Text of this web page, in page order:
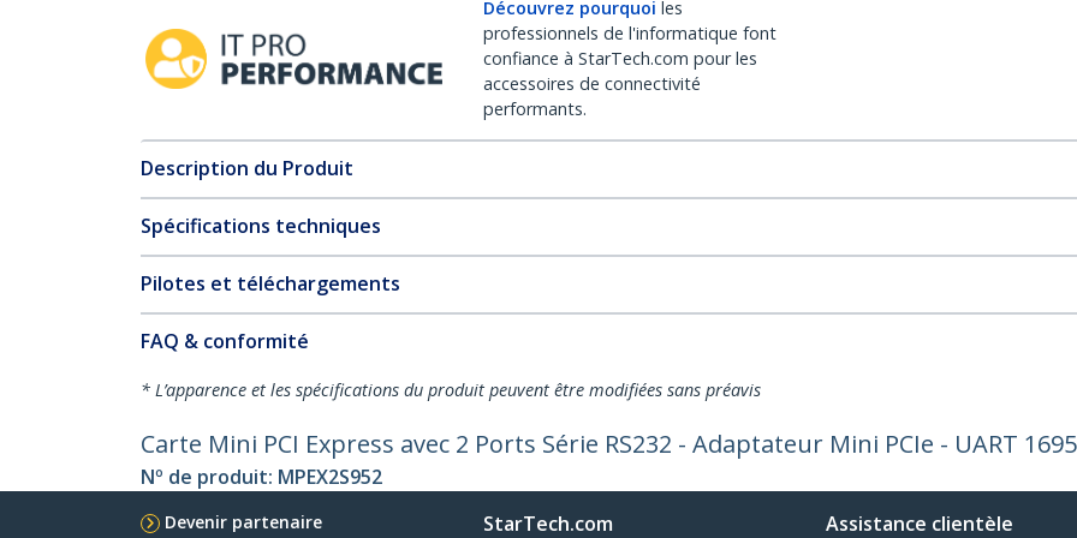
Découvrez pourquoi les
professionnels de l'informatique font
confiance à StarTech.com pour les
accessoires de connectivité
performants.
Description du Produit
Spécifications techniques
Pilotes et téléchargements
FAQ & conformité
* L’apparence et les spécifications du produit peuvent être modifiées sans préavis
Carte Mini PCI Express avec 2 Ports Série RS232 - Adaptateur Mini PCIe - UART
Nº de produit: MPEX2S952
Devenir partenaire
StarTech.com Assistance clientèle